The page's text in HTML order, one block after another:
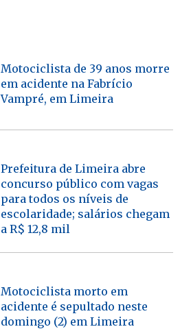
Motociclista de 39 anos morre
em acidente na Fabrício
Vampré, em Limeira
Prefeitura de Limeira abre
concurso público com vagas
para todos os níveis de
escolaridade; salários chegam
a R$ 12,8 mil
Motociclista morto em
acidente é sepultado neste
domingo (2) em Limeira